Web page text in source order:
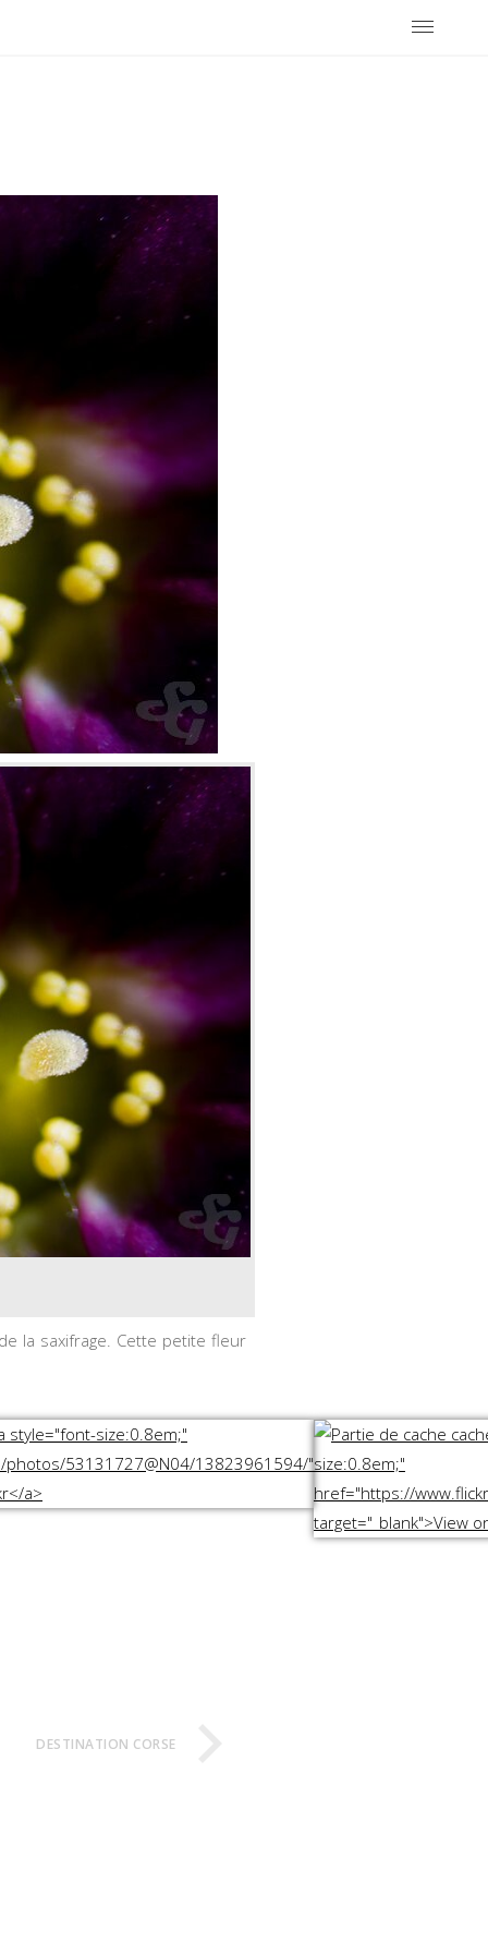
la saxifrage. Cette petite fleur
DESTINATION CORSE